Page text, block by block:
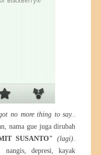
no more thing to say. .
nama gue juga dirubah
SUSANTO" (lagi).
depresi, kayak